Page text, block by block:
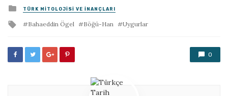
Posted
in
TÜRK MITOLOJISI VE İNANÇLARI
Tagged
Bahaeddin Ögel Böğü-Han Uygurlar
0